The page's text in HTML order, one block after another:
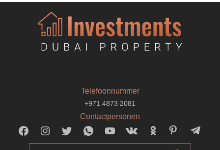
Telefoonnummer
+971 4873 2081
Contactpersonen